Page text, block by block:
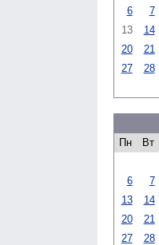
6
7
13
14
20
21
27
28
Пн
Вт
6
7
13
14
20
21
27
28